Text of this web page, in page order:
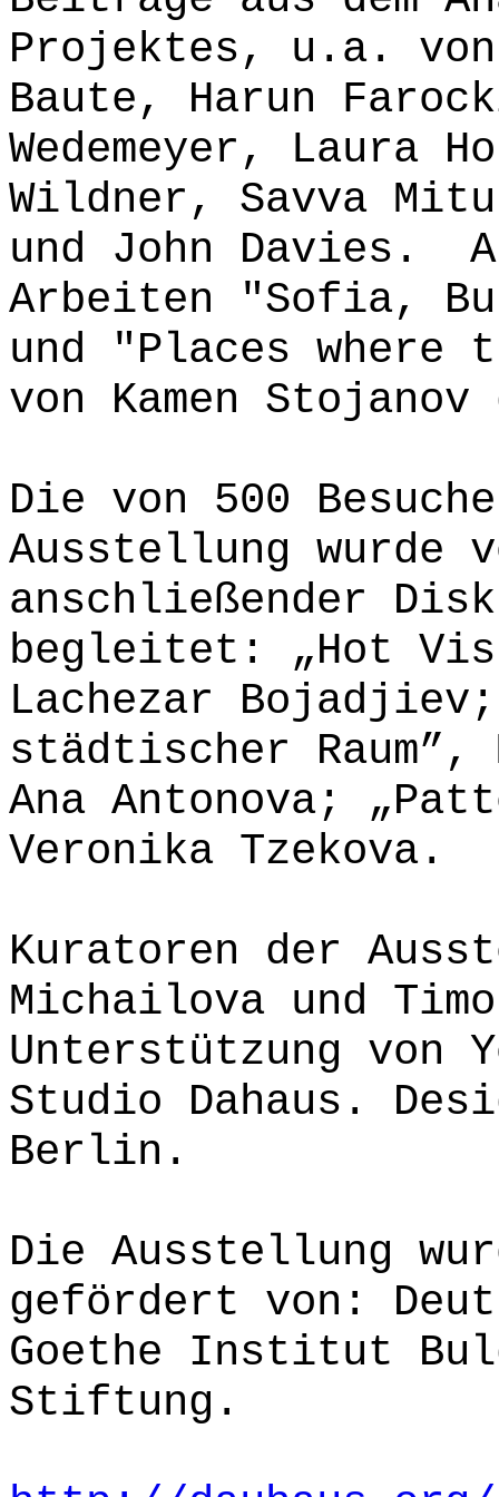
Projektes, u.a. von
Baute, Harun
Wedemeyer, Laura
Wildner, Savva
und John Davies.
Arbeiten "Sofia,
und "Places where
von Kamen
Die von 500
Ausstellung wurde
anschließender
begleitet: „Hot
Lachezar
städtischer Raum”,
Ana Antonova;
Veronika Tzekova.
Kuratoren der
Michailova und
Unterstützung von
Studio Dahaus.
Berlin.
Die Ausstellung
gefördert von:
Goethe Institut
Stiftung.